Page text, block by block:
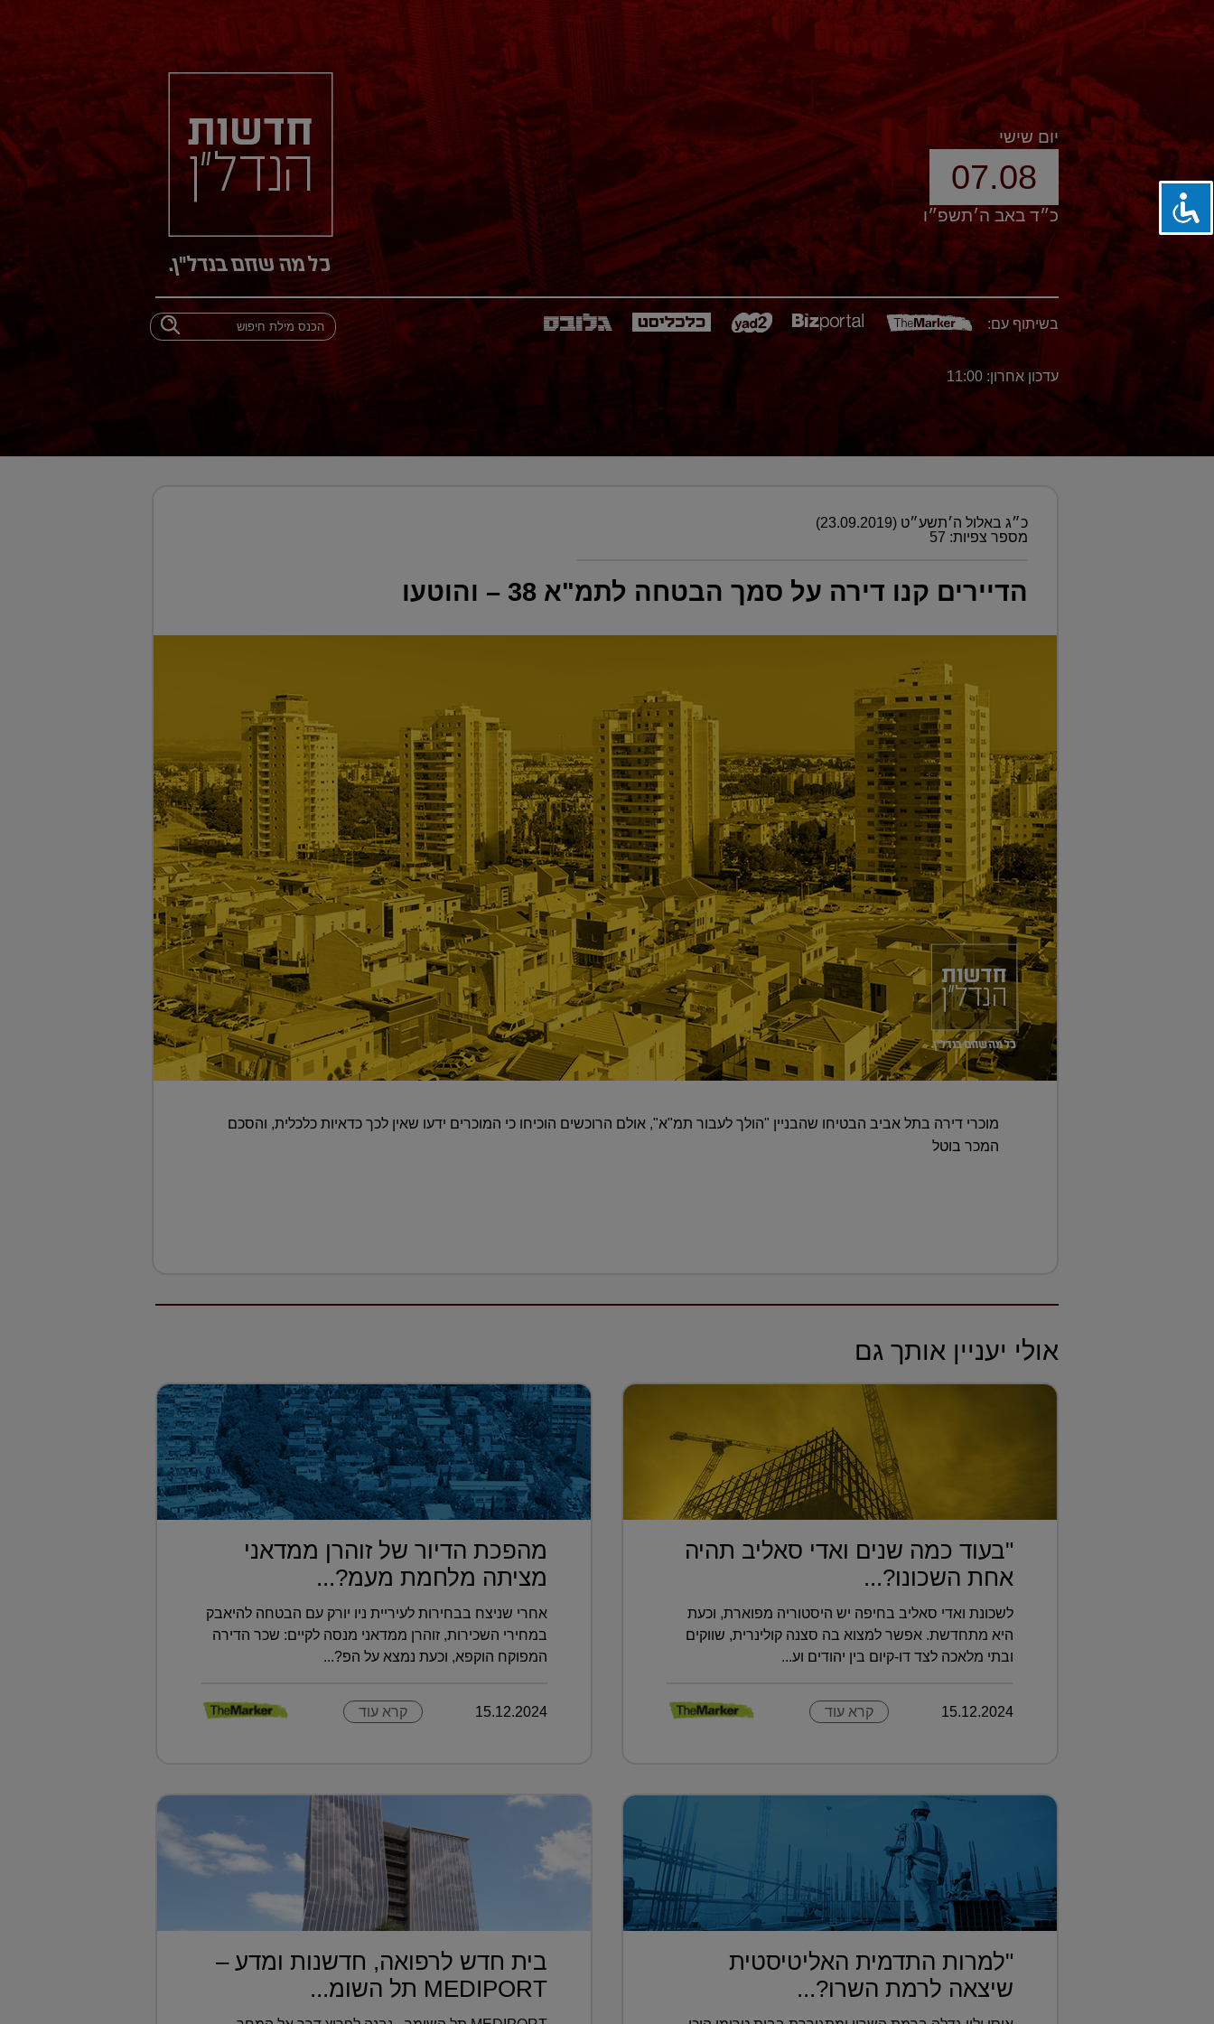
יום שישי
07.08
כ״ד באב ה׳תשפ״ו
בשיתוף עם:
עדכון אחרון: 11:00
כ״ג באלול ה׳תשע״ט (23.09.2019)
מספר צפיות: 57
הדיירים קנו דירה על סמך הבטחה לתמ"א 38 – והוטעו
מוכרי דירה בתל אביב הבטיחו שהבניין "הולך לעבור תמ"א", אולם הרוכשים הוכיחו כי המוכרים ידעו שאין לכך כדאיות כלכלית, והסכם
המכר בוטל
אולי יעניין אותך גם
"בעוד כמה שנים ואדי סאליב תהיה
אחת השכונו?...
לשכונת ואדי סאליב בחיפה יש היסטוריה מפוארת, וכעת
היא מתחדשת. אפשר למצוא בה סצנה קולינרית, שווקים
ובתי מלאכה לצד דו-קיום בין יהודים וע...
15.12.2024 קרא עוד
מהפכת הדיור של זוהרן ממדאני
מציתה מלחמת מעמ?...
אחרי שניצח בבחירות לעיריית ניו יורק עם הבטחה להיאבק
במחירי השכירות, זוהרן ממדאני מנסה לקיים: שכר הדירה
המפוקח הוקפא, וכעת נמצא על הפ?...
15.12.2024 קרא עוד
"למרות התדמית האליטיסטית
שיצאה לרמת השרו?...
בית חדש לרפואה, חדשנות ומדע –
MEDIPORT תל השומ...